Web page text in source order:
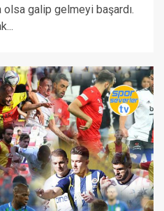
olsa galip gelmeyi başardı.